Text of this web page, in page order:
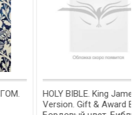
HOLY BIBLE. King James
Version. Gift & Award Bible.